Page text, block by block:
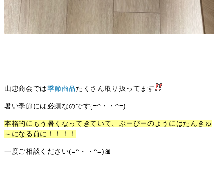
山忠商会では季節商品たくさん取り扱ってます
暑い季節には必須なのです(=^・・^=)
本格的にもう暑くなってきていて、ぶーびーのようにばたんきゅ
～になる前に！！！！
一度ご相談ください(=^・・^=)🎀